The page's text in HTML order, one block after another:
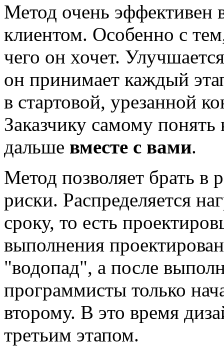
Метод очень эффективен
клиентом. Особенно с
чего он хочет.
он принимает каждый
в стартовой, урезанной
Заказчику самому
дальше вместе с вами.
Метод позволяет брать в
риски. Распределяется
сроку, то есть
выполнения
"водопад", а после
программисты только
второму. В это время
третьим этапом.